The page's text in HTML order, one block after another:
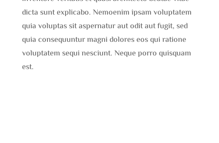
dicta sunt explicabo. Nemoenim ipsam voluptatem
quia voluptas sit aspernatur aut odit aut fugit, sed
quia consequuntur magni dolores eos qui ratione
voluptatem sequi nesciunt. Neque porro quisquam
est.